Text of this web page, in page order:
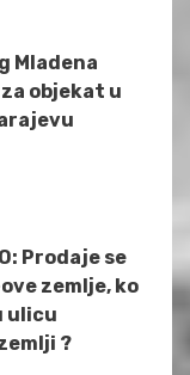
Mladena
objekat u
Prodaje se
zemlje, ko
ulicu
?